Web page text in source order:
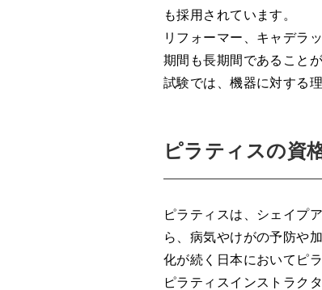
も採用されています。
リフォーマー、キャデラ
期間も長期間であることが
試験では、機器に対する
ピラティスの資
ピラティスは、シェイプ
ら、病気やけがの予防や
化が続く日本においてピ
ピラティスインストラク